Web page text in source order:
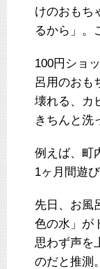
けのおもち
るから」。
100円ショ
呂用のおも
壊れる、カ
きちんと洗
例えば、町
1ヶ月間遊
先日、お風
色の水」が
思わず声を
のだと推測